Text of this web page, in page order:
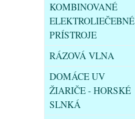
KOMBINOVANÉ
ELEKTROLIEČEBNÉ
PRÍSTROJE
RÁZOVÁ VLNA
DOMÁCE UV
ŽIARIČE - HORSKÉ
SLNKÁ